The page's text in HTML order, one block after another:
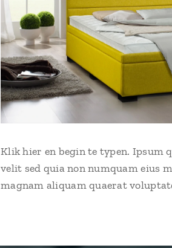
Klik hier en begin te typen. Ipsum
velit sed quia non numquam eius
magnam aliquam quaerat